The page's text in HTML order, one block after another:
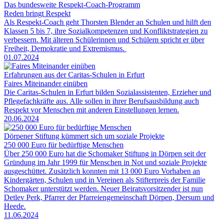
Das bundesweite Respekt-Coach-Programm
Reden bringt Respekt
Als Respekt-Coach geht Thorsten Blender an Schulen und hilft den
Klassen 5 bis 7, ihre Sozialkompetenzen und Konfliktstrategien zu
verbessern. Mit älteren Schülerinnen und Schülern spricht er über
Freiheit, Demokratie und Extremismus.
01.07.2024
Erfahrungen aus der Caritas-Schulen in Erfurt
Faires Miteinander einüben
Die Caritas-Schulen in Erfurt bilden Sozialassistenten, Erzieher und
Pflegefachkräfte aus. Alle sollen in ihrer Berufsausbildung auch
Respekt vor Menschen mit anderen Einstellungen lernen.
20.06.2024
Dörpener Stiftung kümmert sich um soziale Projekte
250 000 Euro für bedürftige Menschen
Über 250 000 Euro hat die Schomaker Stiftung in Dörpen seit der
Gründung im Jahr 1999 für Menschen in Not und soziale Projekte
ausgeschüttet. Zusätzlich konnten mit 13 000 Euro Vorhaben an
Kindergärten, Schulen und in Vereinen als Stifterpreis der Familie
Schomaker unterstützt werden. Neuer Beiratsvorsitzender ist nun
Detlev Perk, Pfarrer der Pfarreiengemeinschaft Dörpen, Dersum und
Heede.
11.06.2024